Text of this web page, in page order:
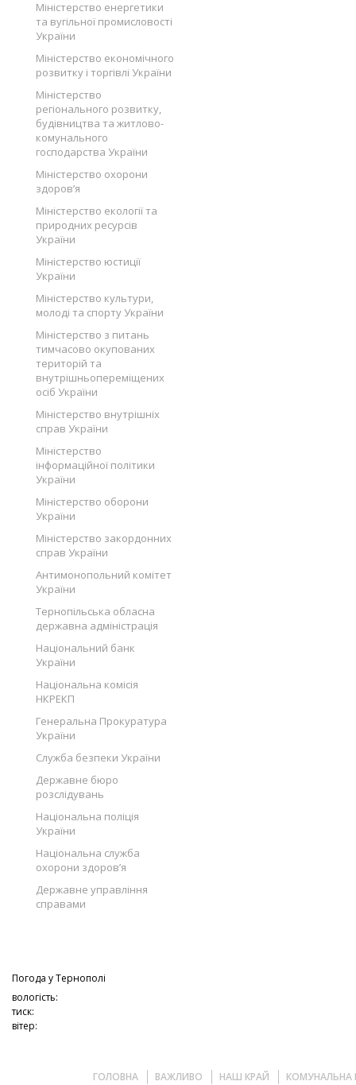
Міністерство енергетики
та вугільної промисловості
України
Міністерство економічного
розвитку і торгівлі України
Міністерство
регіонального розвитку,
будівництва та житлово-
комунального
господарства України
Міністерство охорони
здоров’я
Міністерство екології та
природних ресурсів
України
Міністерство юстиції
України
Міністерство культури,
молоді та спорту України
Міністерство з питань
тимчасово окупованих
територій та
внутрішньопереміщених
осіб України
Міністерство внутрішніх
справ України
Міністерство
інформаційної політики
України
Міністерство оборони
України
Міністерство закордонних
справ України
Антимонопольний комітет
України
Тернопільська обласна
державна адміністрація
Національний банк
України
Національна комісія
НКРЕКП
Генеральна Прокуратура
України
Служба безпеки України
Державне бюро
розслідувань
Національна поліція
України
Національна служба
охорони здоров’я
Державне управління
справами
Погода уТернополі
вологість:
тиск:
вітер:
ГОЛОВНА ВАЖЛИВО НАШ КРАЙ
КОМУНАЛЬНА